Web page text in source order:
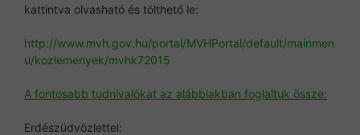
kattintva olvasható és tölthető le:
http://www.mvh.gov.hu/portal/MVHPortal/default/mainmen
u/kozlemenyek/mvhk72015
A fontosabb tudnivalókat az alábbiakban foglaltuk össze:
Erdészüdvözlettel: